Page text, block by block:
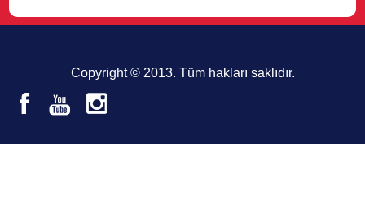
Copyright © 2013. Tüm hakları saklıdır.